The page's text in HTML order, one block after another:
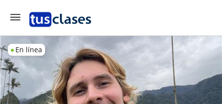
En línea